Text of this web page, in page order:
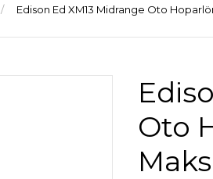
Edison Ed XM13 Midrange Oto
Oto